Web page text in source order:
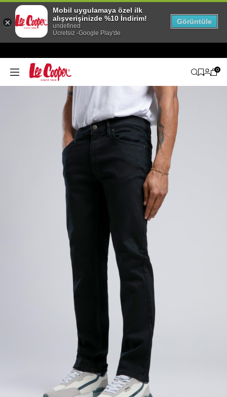
0
Mobil uygulamaya özel ilk
alışverişinizde %10 İndirim!
undefined
Ücretsiz -Google Play'de
Görüntüle